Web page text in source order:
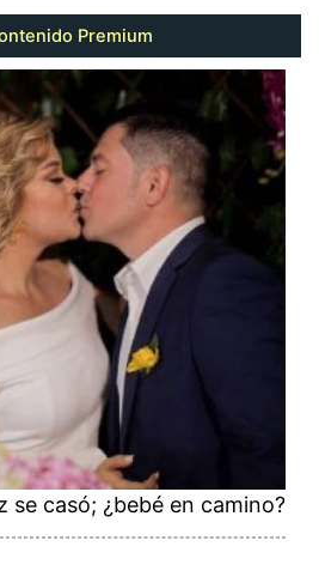
Premium
se casó; ¿bebé en camino?